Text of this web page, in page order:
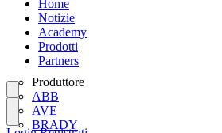
Home
Notizie
Academy
Prodotti
Partners
Produttore
ABB
AVE
BRADY